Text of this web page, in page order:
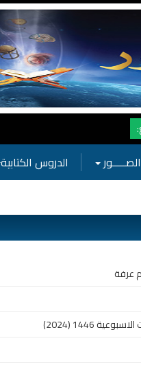
خلال فترة قصيرة وهذا كله بجهودكم واهتمامكم بفعاليات الحسينية
الدروس الكتابية
عرفة
1446 (2024)